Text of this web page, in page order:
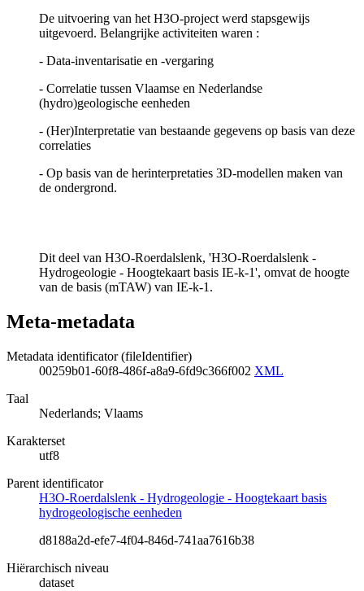
De uitvoering van het H3O-project werd stapsgewijs
uitgevoerd. Belangrijke activiteiten waren :
- Data-inventarisatie en -vergaring
- Correlatie tussen Vlaamse en Nederlandse
(hydro)geologische eenheden
- (Her)Interpretatie van bestaande gegevens op basis van deze
correlaties
- Op basis van de herinterpretaties 3D-modellen maken van
de ondergrond.
Dit deel van H3O-Roerdalslenk, 'H3O-Roerdalslenk -
Hydrogeologie - Hoogtekaart basis IE-k-1', omvat de hoogte
van de basis (mTAW) van IE-k-1.
Meta-metadata
Metadata identificator (fileIdentifier)
00259b01-60f8-486f-a8a9-6fd9c366f002 XML
Taal
Nederlands; Vlaams
Karakterset
utf8
Parent identificator
H3O-Roerdalslenk - Hydrogeologie - Hoogtekaart basis
hydrogeologische eenheden
d8188a2d-efe7-4f04-846d-741aa7616b38
Hiërarchisch niveau
dataset